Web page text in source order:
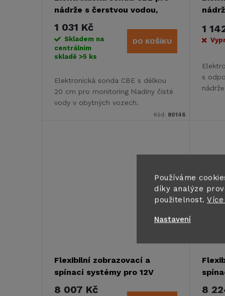
Používáme
díky analýze
použitelnost.
Nastavení
nádrže s čerstvou vodou,
20cm
1 031 Kč
Skladem na
centrálním
skladě >5 ks
DO KOŠÍKU
Elektronická sonda CBE s délkou
20 cm pro monitoring hladiny čisté
vody v obytných vozech.
Kompatibilní s ovládacími panely
Kód: 80146
1
s
Flexibilní zobrazovací a
spínací systémy pro 12V
elektrické napájení
8 007 Kč 8